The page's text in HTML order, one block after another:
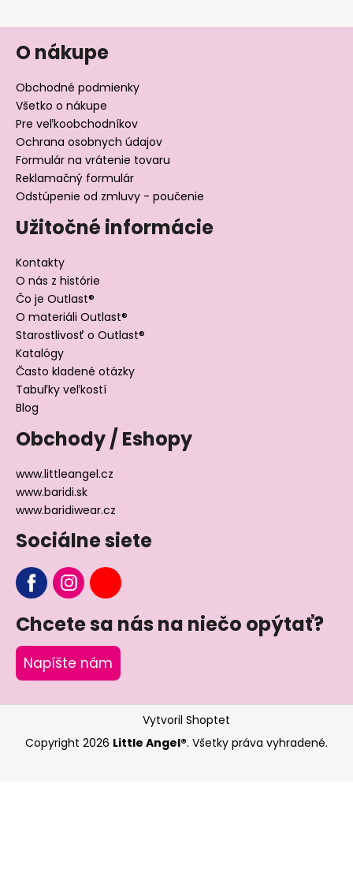
O nákupe
Obchodné podmienky
Všetko o nákupe
Pre veľkoobchodníkov
Ochrana osobnych údajov
Formulár na vrátenie tovaru
Reklamačný formulár
Odstúpenie od zmluvy - poučenie
Užitočné informácie
Kontakty
O nás z histórie
Čo je Outlast®
O materiáli Outlast®
Starostlivosť o Outlast®
Katalógy
Často kladené otázky
Tabuľky veľkostí
Blog
Obchody / Eshopy
www.littleangel.cz
www.baridi.sk
www.baridiwear.cz
Sociálne siete
Chcete sa nás na niečo opýtať?
Napíšte nám
Vytvoril Shoptet
Copyright 2026 Little Angel®. Všetky práva vyhradené.